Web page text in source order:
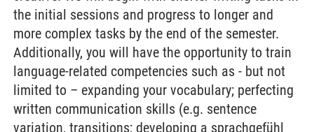
the initial sessions and progress to longer and
more complex tasks by the end of the semester.
Additionally, you will have the opportunity to train
language-related competencies such as - but not
limited to – expanding your vocabulary; perfecting
written communication skills (e.g. sentence
variation, transitions; developing a sprachgefühl